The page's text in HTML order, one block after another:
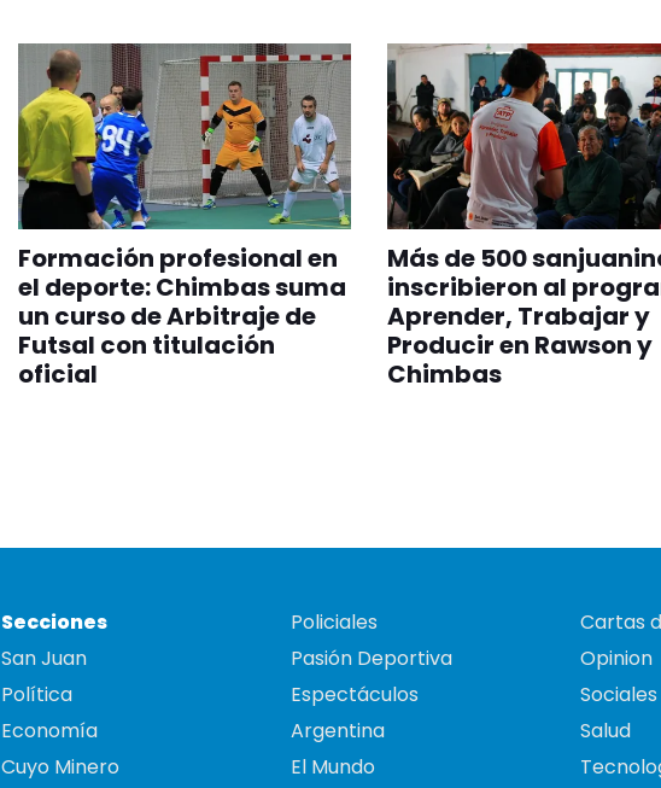
Formación profesional en
el deporte: Chimbas suma
un curso de Arbitraje de
Futsal con titulación
oficial
Más de 500
inscribieron al
Aprender, Trabajar y
Producir en Rawson y
Chimbas
Secciones
San Juan
Política
Economía
Cuyo Minero
Policiales
Pasión Deportiva
Espectáculos
Argentina
El Mundo
Cartas
Opinion
Sociales
Salud